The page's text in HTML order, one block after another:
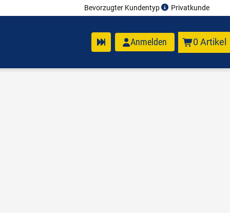
Bevorzugter Kundentyp Privatkunde
Anmelden 0 Artikel